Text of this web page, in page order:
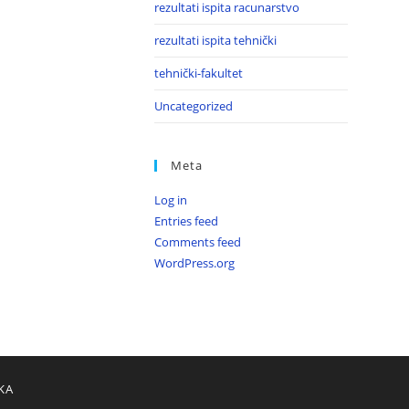
rezultati ispita racunarstvo
rezultati ispita tehnički
tehnički-fakultet
Uncategorized
Meta
Log in
Entries feed
Comments feed
WordPress.org